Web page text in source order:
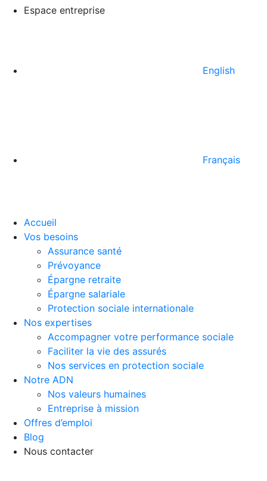
Espace entreprise
English
Français
Accueil
Vos besoins
Assurance santé
Prévoyance
Épargne retraite
Épargne salariale
Protection sociale internationale
Nos expertises
Accompagner votre performance sociale
Faciliter la vie des assurés
Nos services en protection sociale
Notre ADN
Nos valeurs humaines
Entreprise à mission
Offres d’emploi
Blog
Nous contacter